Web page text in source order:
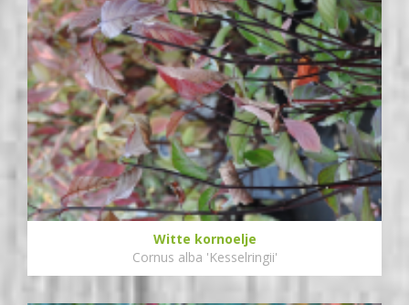
Witte kornoelje
Cornus alba 'Kesselringii'